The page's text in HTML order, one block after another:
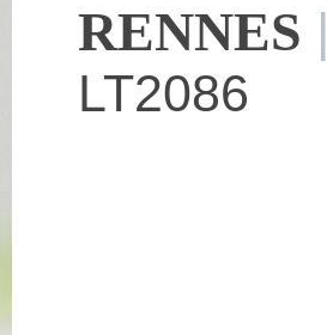
RENNES |
LT2086